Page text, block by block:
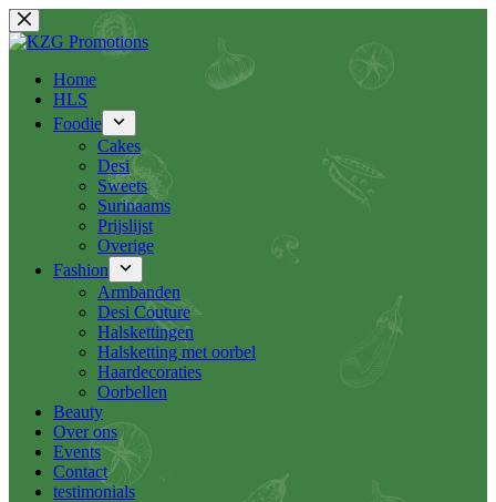
Ga
naar
inhoudHome
HLS
Foodie
Cakes
Desi
Sweets
Surinaams
Prijslijst
Overige
Fashion
Armbanden
Desi Couture
Halskettingen
Halsketting met oorbel
Haardecoraties
Oorbellen
Beauty
Over ons
Events
Contact
testimonials